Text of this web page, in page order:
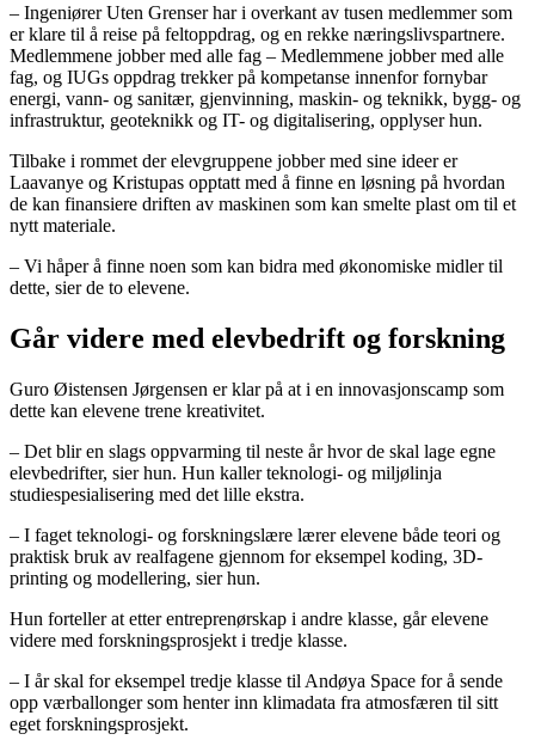
– Ingeniører Uten Grenser har i overkant av tusen medlemmer som
er klare til å reise på feltoppdrag, og en rekke næringslivspartnere.
Medlemmene jobber med alle fag – Medlemmene jobber med alle
fag, og IUGs oppdrag trekker på kompetanse innenfor fornybar
energi, vann- og sanitær, gjenvinning, maskin- og teknikk, bygg- og
infrastruktur, geoteknikk og IT- og digitalisering, opplyser hun.
Tilbake i rommet der elevgruppene jobber med sine ideer er
Laavanye og Kristupas opptatt med å finne en løsning på hvordan
de kan finansiere driften av maskinen som kan smelte plast om til et
nytt materiale.
– Vi håper å finne noen som kan bidra med økonomiske midler til
dette, sier de to elevene.
Går videre med elevbedrift og forskning
Guro Øistensen Jørgensen er klar på at i en innovasjonscamp som
dette kan elevene trene kreativitet.
– Det blir en slags oppvarming til neste år hvor de skal lage egne
elevbedrifter, sier hun. Hun kaller teknologi- og miljølinja
studiespesialisering med det lille ekstra.
– I faget teknologi- og forskningslære lærer elevene både teori og
praktisk bruk av realfagene gjennom for eksempel koding, 3D-
printing og modellering, sier hun.
Hun forteller at etter entreprenørskap i andre klasse, går elevene
videre med forskningsprosjekt i tredje klasse.
– I år skal for eksempel tredje klasse til Andøya Space for å sende
opp værballonger som henter inn klimadata fra atmosfæren til sitt
eget forskningsprosjekt.